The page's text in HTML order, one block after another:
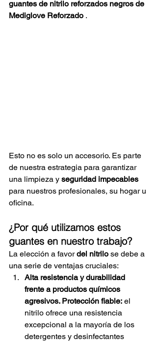
guantes de nitrilo reforzados negros de
Mediglove Reforzado .
Esto no es solo un accesorio. Es parte
de nuestra estrategia para garantizar
una limpieza y seguridad impecables
para nuestros profesionales, su hogar u
oficina.
¿Por qué utilizamos estos
guantes en nuestro trabajo?
La elección a favor del nitrilo se debe a
una serie de ventajas cruciales:
Alta resistencia y durabilidad
frente a productos químicos
agresivos. Protección fiable: el
nitrilo ofrece una resistencia
excepcional a la mayoría de los
detergentes y desinfectantes